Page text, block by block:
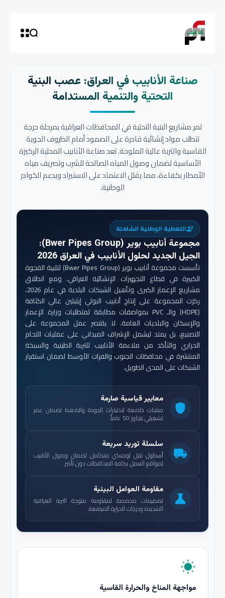
صناعة الأنابيب في العراق: عصب البنية
التحتية والتنمية المستدامة
تمر مشاريع البنية التحتية في المحافظات العراقية بمرحلة حرجة
تتطلب مواد إنشائية قادرة على الصمود أمام الظروف الجوية
القاسية والتربة عالية الملوحة. تعد صناعة الأنابيب المحلية الركيزة
الأساسية لضمان وصول المياه الصالحة للشرب وتصريف مياه
الأمطار بكفاءة، مما يقلل الاعتماد على الاستيراد ويدعم الكوادر
الوطنية.
engineeringالتغطية الوطنية الشاملة
مجموعة أنابيب بوير (Bwer Pipes Group)
:
الجيل الجديد لحلول الأنابيب في العراق 2026
تأسست مجموعة أنابيب بوير (Bwer Pipes Group) لتلبية الفجوة
الكبيرة في قطاع التجهيزات الإنشائية العراقي. ومع انطلاق
مشاريع الإعمار الكبرى وتأهيل الشبكات البلدية في عام 2026،
ركزت المجموعة على إنتاج أنابيب البولي إيثيلين عالي الكثافة
(HDPE) والـ PVC بمواصفات مطابقة لمتطلبات وزارة الإعمار
والإسكان والبلديات العامة. لا يقتصر عمل المجموعة على
التصنيع، بل يمتد ليشمل الإشراف الميداني على عمليات اللحام
الحراري والتأكد من ملاءمة الأنابيب للتربة الطينية والسبخة
المنتشرة في محافظات الجنوب والفرات الأوسط لضمان استقرار
الشبكات على المدى الطويل.
shield
معايير قياسية صارمة
منتجات خاضعة لاختبارات الجودة والضغط لضمان عمر
تشغيلي يتجاوز 50 عاماً.
local_shipping
سلسلة توريد سريعة
أسطول نقل لوجستي متكامل لضمان وصول الأنابيب
لمواقع العمل بكافة المحافظات دون تأخير.
science
مقاومة العوامل البيئية
تصميمات مخصصة لمقاومة ملوحة التربة العراقية
الشديدة ودرجات الحرارة المرتفعة.
wb_sunny
مواجهة المناخ والحرارة القاسية